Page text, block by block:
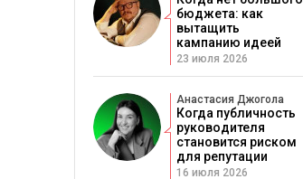
бюджета: как
вытащить
кампанию идеей
23 июля 2026
Анастасия Джогола
Когда публичность
руководителя
становится риском
для репутации
16 июля 2026